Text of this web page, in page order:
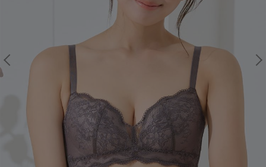
キッズ
ギフトラッピング
サイズからブラを探す
A60 A65 A70 A75
B70 B75 B80